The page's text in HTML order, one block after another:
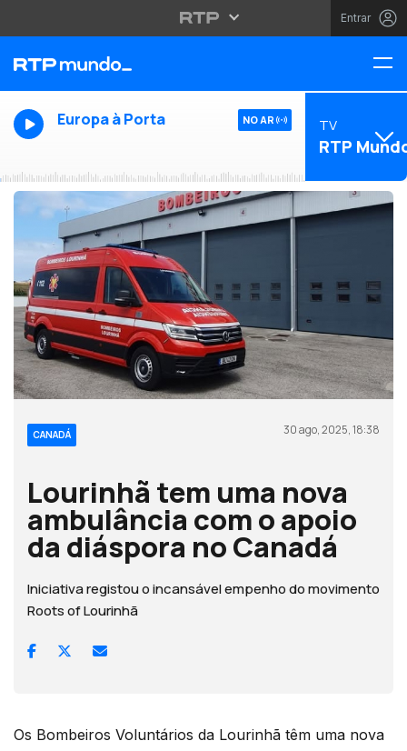
Entrar
Europa à Porta NO AR TV
RTP
CANADÁ 30 ago, 2025, 18:38
Lourinhã tem uma nova
ambulância com o apoio
da diáspora no Canadá
Iniciativa registou o incansável empenho do movimento
Roots of Lourinhã
Os Bombeiros Voluntários da Lourinhã têm uma nova